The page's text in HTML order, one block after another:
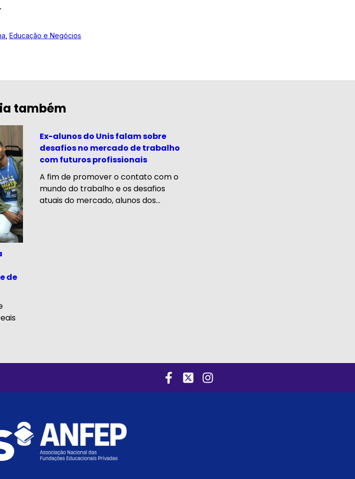
Educação e Negócios
também
de
Ex-alunos do Unis falam sobre
desafios no mercado de trabalho
com futuros profissionais
A fim de promover o contato com o
mundo do trabalho e os desafios
atuais do mercado, alunos dos...